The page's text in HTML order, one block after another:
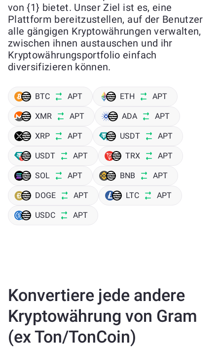
von {1} bietet. Unser Ziel ist es, eine
Plattform bereitzustellen, auf der Benutzer
alle gängigen Kryptowährungen verwalten,
zwischen ihnen austauschen und ihr
Kryptowährungsportfolio einfach
diversifizieren können.
BTC APT ETH APT
XMR APT ADA APT
XRP APT USDT APT
USDT APT TRX APT
SOL APT BNB APT
DOGE APT LTC APT
USDC APT
Konvertiere jede andere
Kryptowährung von Gram
(ex Ton/TonCoin)